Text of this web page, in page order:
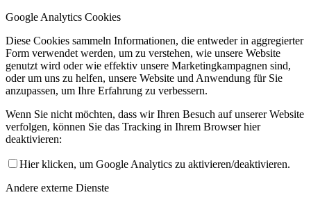
Google Analytics Cookies
Diese Cookies sammeln Informationen, die entweder in aggregierter
Form verwendet werden, um zu verstehen, wie unsere Website
genutzt wird oder wie effektiv unsere Marketingkampagnen sind,
oder um uns zu helfen, unsere Website und Anwendung für Sie
anzupassen, um Ihre Erfahrung zu verbessern.
Wenn Sie nicht möchten, dass wir Ihren Besuch auf unserer Website
verfolgen, können Sie das Tracking in Ihrem Browser hier
deaktivieren:
Hier klicken, um Google Analytics zu aktivieren/deaktivieren.
Andere externe Dienste